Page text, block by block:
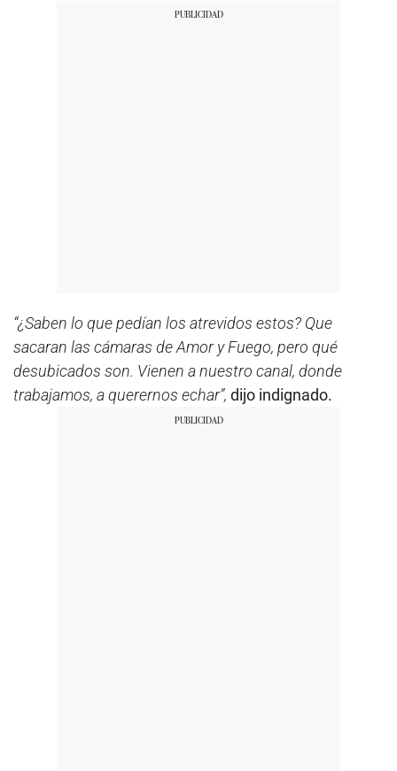
“¿Saben lo que pedían los atrevidos estos? Que
sacaran las cámaras de Amor y Fuego, pero qué
desubicados son. Vienen a nuestro canal, donde
trabajamos, a querernos echar”, dijo indignado.